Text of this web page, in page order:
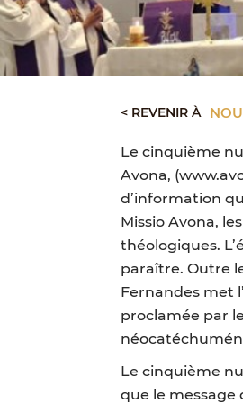
< REVENIR À
Le cinquième
Avona,
d’information
Missio Avona,
théologiques.
paraître. Outre
Fernandes met
proclamée par
Le cinquième
que le message